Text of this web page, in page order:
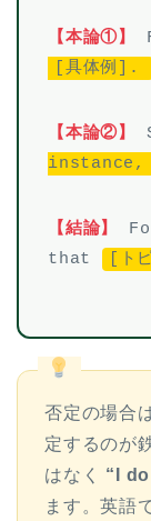
【本論①】
[具体例].
【本論②】
instance,
【結論】
that
[ト
否定の場合
定するのが
はなく “I
ます。英語